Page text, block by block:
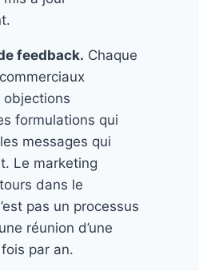
feedback. Chaque
objections
formulations qui
messages qui
Le marketing
dans le
pas un processus
réunion d’une
par an.